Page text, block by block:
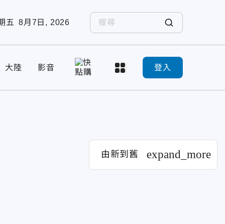
五 8月7日, 2026
大陸 影音 登入
由新到舊 expand_more